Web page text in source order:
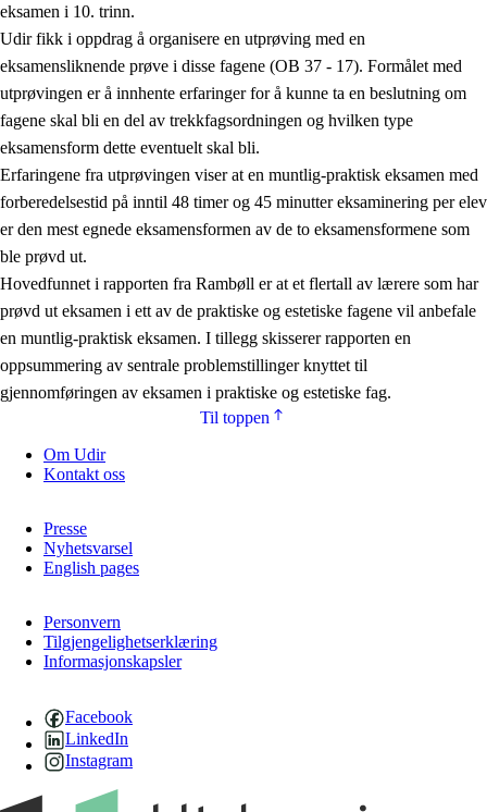
eksamen i 10. trinn.
Udir fikk i oppdrag å organisere en utprøving med en
eksamensliknende prøve i disse fagene (OB 37 - 17). Formålet med
utprøvingen er å innhente erfaringer for å kunne ta en beslutning om
fagene skal bli en del av trekkfagsordningen og hvilken type
eksamensform dette eventuelt skal bli.
Erfaringene fra utprøvingen viser at en muntlig-praktisk eksamen med
forberedelsestid på inntil 48 timer og 45 minutter eksaminering per elev
er den mest egnede eksamensformen av de to eksamensformene som
ble prøvd ut.
Hovedfunnet i rapporten fra Rambøll er at et flertall av lærere som har
prøvd ut eksamen i ett av de praktiske og estetiske fagene vil anbefale
en muntlig-praktisk eksamen. I tillegg skisserer rapporten en
oppsummering av sentrale problemstillinger knyttet til
gjennomføringen av eksamen i praktiske og estetiske fag.
Til toppen
Om Udir
Kontakt oss
Presse
Nyhetsvarsel
English pages
Personvern
Tilgjengelighetserklæring
Informasjonskapsler
Facebook
LinkedIn
Instagram